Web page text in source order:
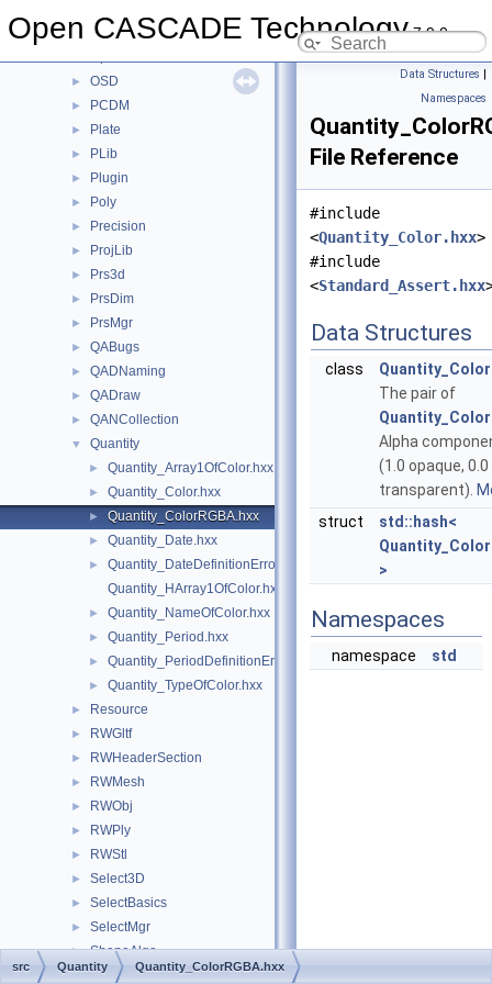
Open CASCADE Technology7.9.0
OpenGl
► OSD
► PCDM
► Plate
► PLib
► Plugin
► Poly
► Precision
► ProjLib
► Prs3d
► PrsDim
► PrsMgr
► QABugs
► QADNaming
► QADraw
► QANCollection
▼ Quantity
► Quantity_Array1OfColor.hxx
► Quantity_Color.hxx
► Quantity_ColorRGBA.hxx
► Quantity_Date.hxx
►
Quantity_DateDefinitionError.hxx
Quantity_HArray1OfColor.hxx
► Quantity_NameOfColor.hxx
► Quantity_Period.hxx
► Quantity_PeriodDefinitionError.hxx
► Quantity_TypeOfColor.hxx
► Resource
► RWGltf
► RWHeaderSection
► RWMesh
► RWObj
► RWPly
► RWStl
► Select3D
► SelectBasics
► SelectMgr
► ShapeAlgo
► ShapeAnalysis
Data Structures |
Namespaces
File Reference
#include
<Quantity_Color.hxx>
#include
<Standard_Assert.hxx
Data Structures
class
The pair of
Quantity_Color
Alpha
(1.0 opaque, 0.0
transparent).
struct
std::hash<
>
Namespaces
namespace std
src Quantity Quantity_ColorRGBA.hxx